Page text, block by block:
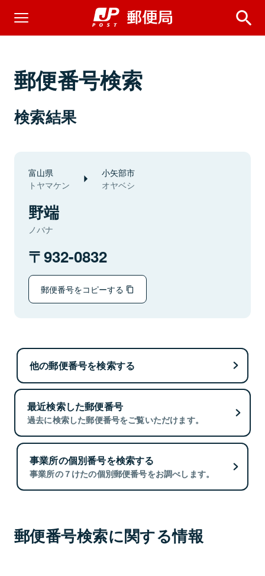
郵便番号検索
検索結果
富山県
トヤマケン
小矢部市
オヤベシ
野端
ノバナ
932-0832
郵便番号をコピーする
他の郵便番号を検索する
最近検索した郵便番号
過去に検索した郵便番号をご覧いただけます。
事業所の個別番号を検索する
事業所の７けたの個別郵便番号をお調べします。
郵便番号検索に関する情報